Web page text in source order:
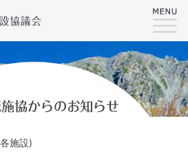
協からのお知らせ
施設)